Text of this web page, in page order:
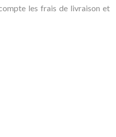
les frais de livraison et